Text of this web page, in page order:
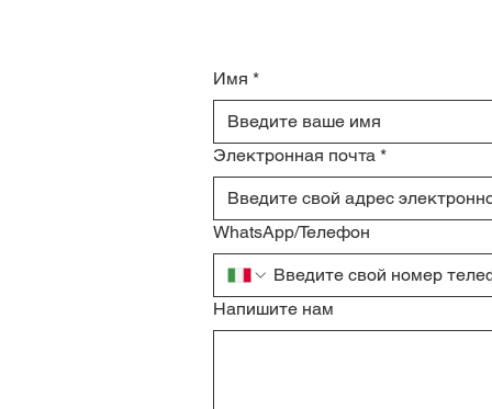
Имя *
Электронная почта *
WhatsApp/Телефон
Напишите нам